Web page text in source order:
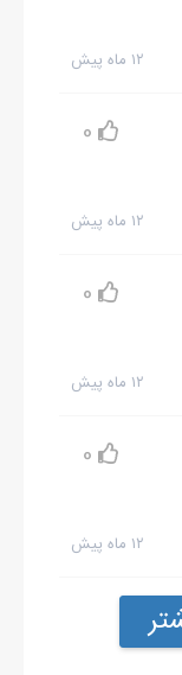
۱۲ ماه پیش
0
۱۲ ماه پیش
0
۱۲ ماه پیش
0
۱۲ ماه پیش